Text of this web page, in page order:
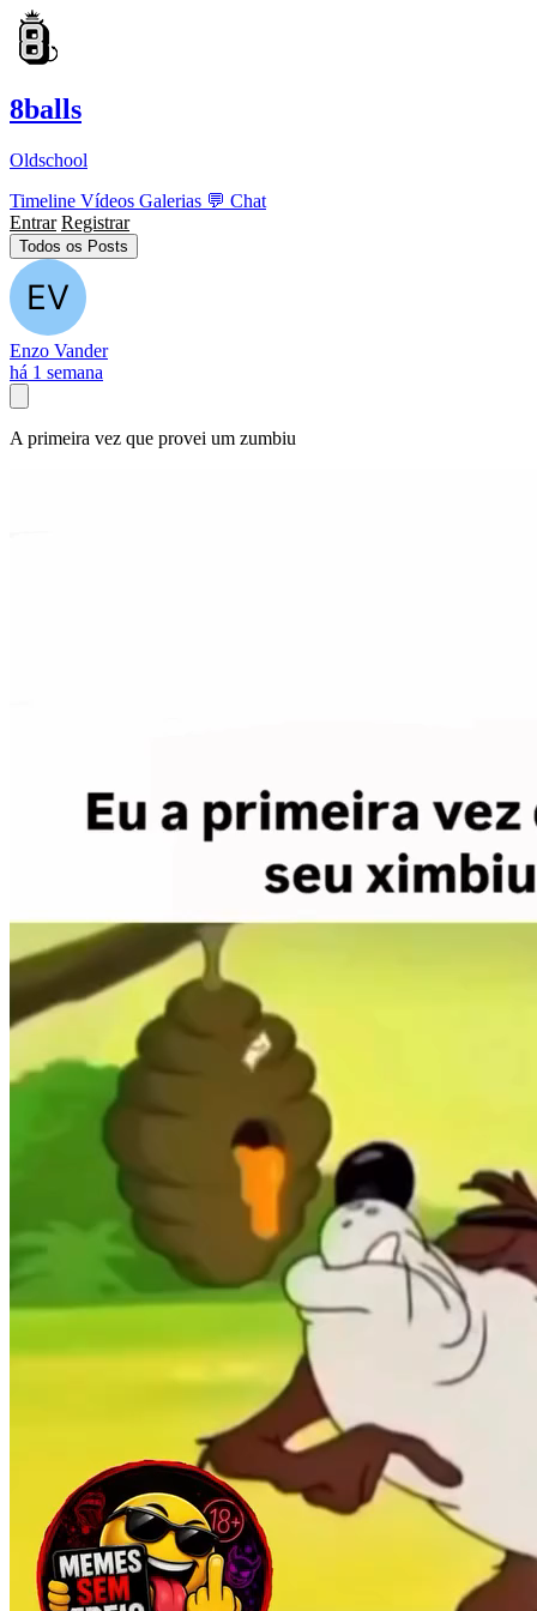
8balls
Oldschool
Timeline Vídeos Galerias 💬 Chat
Entrar Registrar
Todos os Posts
Enzo Vander
há 1 semana
A primeira vez que provei um zumbiu